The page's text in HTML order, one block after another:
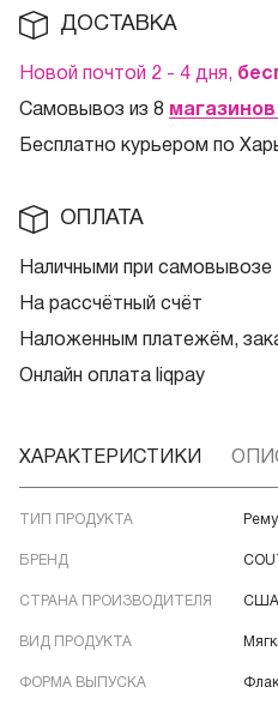
ДОСТАВКА
Новой почтой 2 - 4 дня,
Самовывоз из 8
Бесплатно курьером по
ОПЛАТА
Наличными при самовывозе
На рассчётный счёт
Наложенным платежём,
Онлайн оплата liqpay
ХАРАКТЕРИСТИКИ
ТИП ПРОДУКТА
БРЕНД
СТРАНА ПРОИЗВОДИТЕЛЯ США
ВИД ПРОДУКТА
ФОРМА ВЫПУСКА